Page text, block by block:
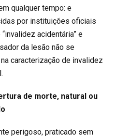
qualquer tempo: e
por instituições oficiais
acidentária” e
da lesão não se
caracterização de invalidez
de morte, natural ou
perigoso, praticado sem